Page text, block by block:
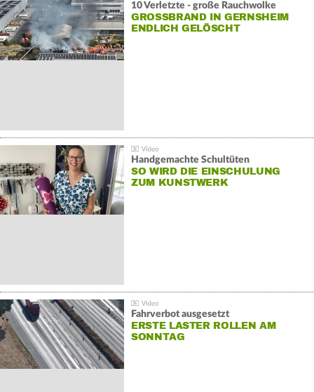
10 Verletzte - große Rauchwolke
GROSSBRAND IN GERNSHEIM E
NDLICH GELÖSCHT
Handgemachte Schultüten
SO WIRD DIE EINSCHULUNG
ZUM KUNSTWERK
Fahrverbot ausgesetzt
ERSTE LASTER ROLLEN AM
SONNTAG